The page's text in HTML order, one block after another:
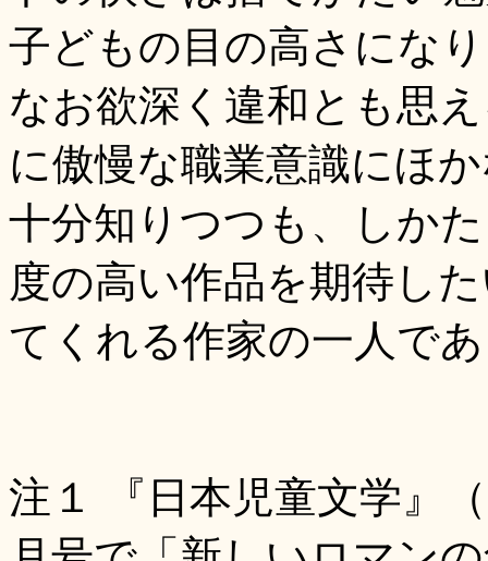
子どもの目の高さにな
なお欲深く違和とも思
に傲慢な職業意識にほ
十分知りつつも、しか
度の高い作品を期待し
てくれる作家の一人で
注１ 『日本児童文学』